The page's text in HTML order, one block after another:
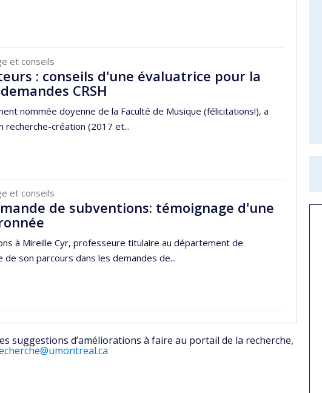
et conseils
: conseils d'une évaluatrice pour la
CRSH
nommée doyenne de la Faculté de Musique (félicitations!), a
recherche-création (2017 et...
et conseils
de subventions: témoignage d'une
à Mireille Cyr, professeure titulaire au département de
de son parcours dans les demandes de...
suggestions d’améliorations à faire au portail de la recherche,